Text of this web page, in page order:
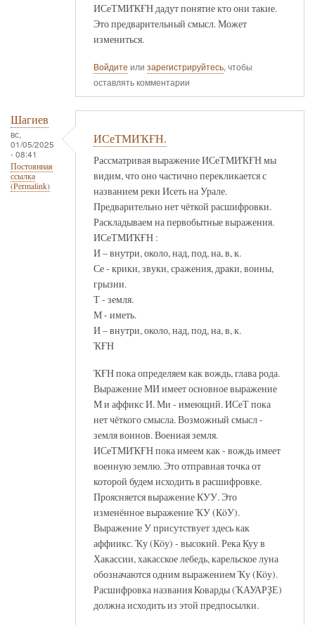
ИСеТМИҠҒН дадут понятие кто они такие.
Это предварительный смысл. Может
измениться.
Войдите или зарегистрируйтесь, чтобы
оставлять комментарии
Шагиев
вс,
01/05/2025
- 08:41
Постоянная
ссылка
(Permalink)
ИСеТМИҠҒН.
Рассматривая выражение ИСеТМИҠҒН мы
видим, что оно частично перекликается с
названием реки Исеть на Урале.
Предварительно нет чёткой расшифровки.
Раскладываем на первобытные выражения.
ИСеТМИҠҒН :
И – внутри, около, над, под, на, в, к.
Се - крики, звуки, сражения, драки, воины,
грызни.
Т - земля.
М - иметь.
И – внутри, около, над, под, на, в, к.
ҠҒН
ҠҒН пока определяем как вождь, глава рода.
Выражение МИ имеет основное выражение
М и аффикс И. Ми - имеющий. ИСеТ пока
нет чёткого смысла. Возможный смысл -
земля воинов. Военная земля.
ИСеТМИҠҒН пока имеем как - вождь имеет
военную землю. Это отправная точка от
которой будем исходить в расшифровке.
Проясняется выражение КУУ. Это
изменённое выражение ҠУ (КöУ).
Выражение У присутствует здесь как
аффиикс. Ҡу (Кöу) - высокий. Река Куу в
Хакассии, хакасское лебедь, карельское луна
обозначаются одним выражением Ҡу (Кöу).
Расшифровка названия Коварды (ҠАУАРҘЕ)
должна исходить из этой предпосылки.